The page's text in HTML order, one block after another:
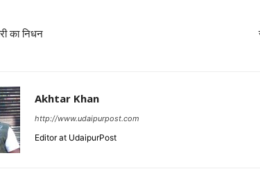
का निधन
Akhtar Khan
http://www.udaipurpost.com
Editor at UdaipurPost